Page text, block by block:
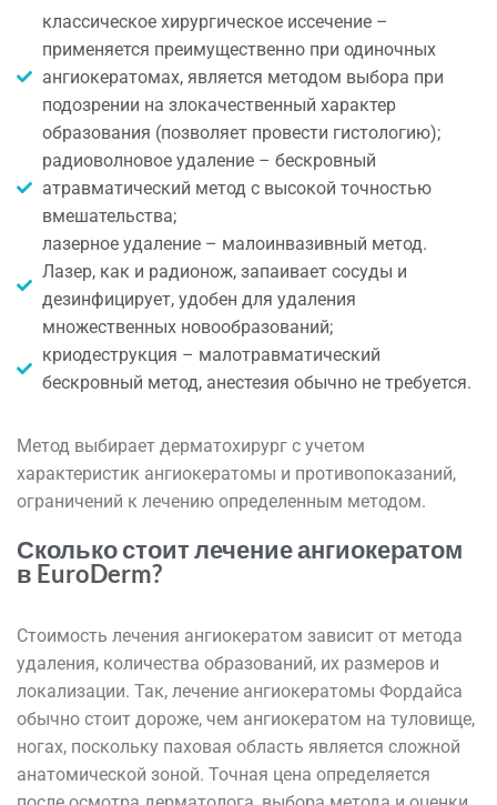
классическое хирургическое иссечение –
применяется преимущественно при одиночных
ангиокератомах, является методом выбора при
подозрении на злокачественный характер
образования (позволяет провести гистологию);
радиоволновое удаление – бескровный
атравматический метод с высокой точностью
вмешательства;
лазерное удаление – малоинвазивный метод.
Лазер, как и радионож, запаивает сосуды и
дезинфицирует, удобен для удаления
множественных новообразований;
криодеструкция – малотравматический
бескровный метод, анестезия обычно не требуется.
Метод выбирает дерматохирург с учетом
характеристик ангиокератомы и противопоказаний,
ограничений к лечению определенным методом.
Сколько стоит лечение ангиокератом
в EuroDerm?
Стоимость лечения ангиокератом зависит от метода
удаления, количества образований, их размеров и
локализации. Так, лечение ангиокератомы Фордайса
обычно стоит дороже, чем ангиокератом на туловище,
ногах, поскольку паховая область является сложной
анатомической зоной. Точная цена определяется